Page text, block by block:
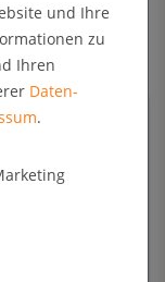
verfassen.
und Ihre
zu
Ihren
Daten­
.